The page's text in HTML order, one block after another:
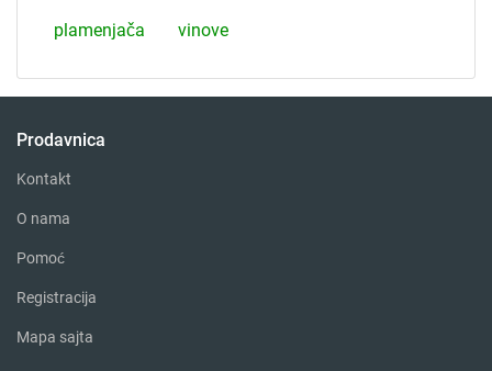
plamenjača vinove
Prodavnica
Kontakt
O nama
Pomoć
Registracija
Mapa sajta